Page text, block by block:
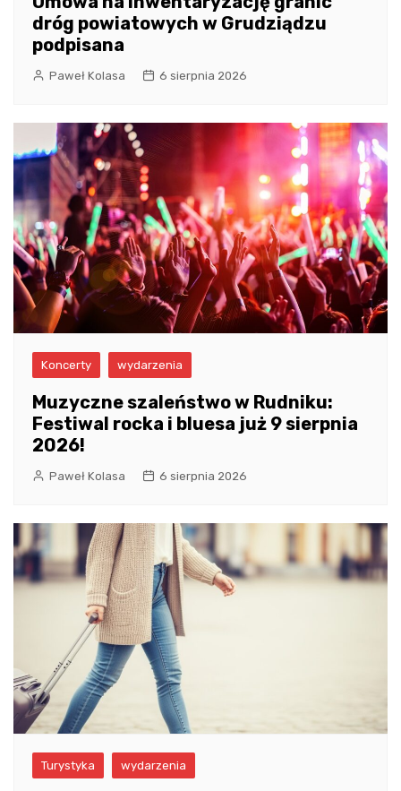
dróg powiatowych w Grudziądzu
podpisana
Paweł Kolasa 6 sierpnia 2026
Koncerty wydarzenia
Muzyczne szaleństwo w Rudniku:
Festiwal rocka i bluesa już 9 sierpnia
2026!
Paweł Kolasa 6 sierpnia 2026
Turystyka wydarzenia